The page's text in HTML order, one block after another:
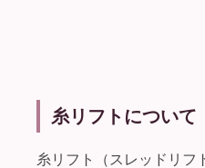
糸リフトについて
糸リフト（スレッドリフ